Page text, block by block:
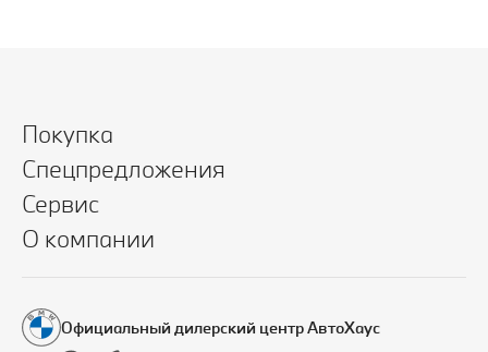
Покупка
Спецпредложения
Сервис
О компании
Официальный дилерский центр АвтоХаус